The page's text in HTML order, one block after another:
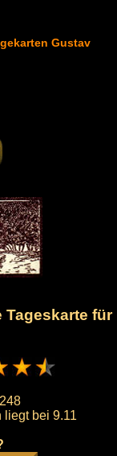
Gustav
Tageskarte für
liegt bei 9.11